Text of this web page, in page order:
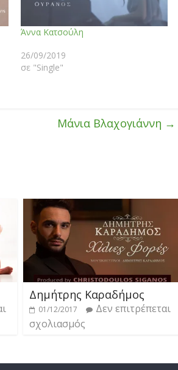
Άννα Κατσούλη
26/09/2019
σε "Single"
Μάνια Βλαχογιάννη →
Δημήτρης Καραδήμος
01/12/2017
Δεν επιτρέπεται
σχολιασμός